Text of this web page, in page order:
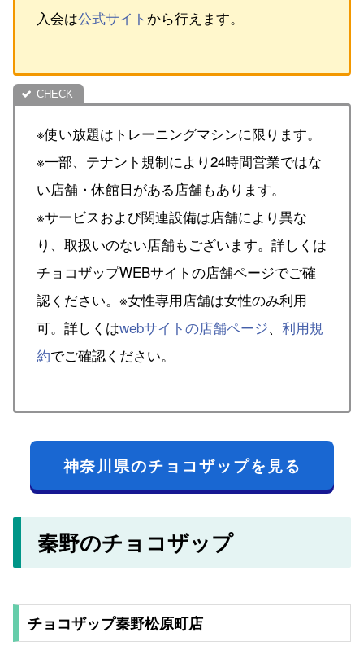
入会は公式サイト から行えます。
※使い放題はトレーニングマシンに限ります。
※一部、テナント規制により24時間営業ではな
い店舗・休館日がある店舗もあります。
※サービスおよび関連設備は店舗により異な
り、取扱いのない店舗もございます。詳しくは
チョコザップWEBサイトの店舗ページでご確
認ください。※女性専用店舗は女性のみ利用
可。詳しくはwebサイトの店舗ページ、 利用規
約でご確認ください。
神奈川県のチョコザップを見る
秦野のチョコザップ
チョコザップ秦野松原町店